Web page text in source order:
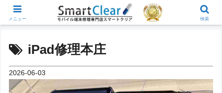
iPad修理本庄
2026-06-03
メニュー 検索